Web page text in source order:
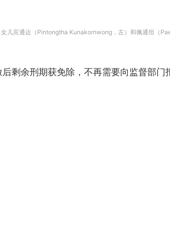
儿宾通达（Pintongtha Kunakornwong，左）和佩通坦（
余刑期获免除，不再需要向监督部门